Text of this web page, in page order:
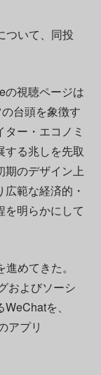
ついて、同投
の視聴ページは
台頭を象徴す
ー・エコノミ
する兆しを先取
期のデザイン上
範な経済的・
を明らかにして
めてきた。
およびソーシ
を、
アプリ